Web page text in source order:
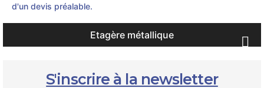
d'un devis préalable.
Etagère métallique 
S'inscrire à la newsletter